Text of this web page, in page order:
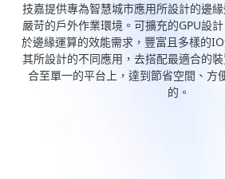
技嘉提供專為智慧城市應用所設計的邊
嚴苛的戶外作業環境。可擴充的GPU設
於邊緣運算的效能需求，豐富且多樣的
其所設計的不同應用，去搭配最適合的
合至單一的平台上，達到節省空間、方
的。